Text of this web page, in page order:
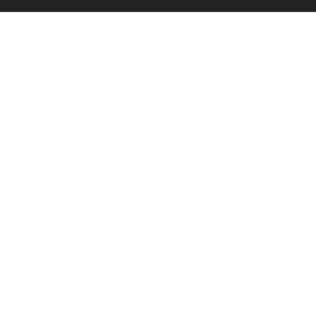
tåler hele 150+ kilo belastning, noe som gir en trygg